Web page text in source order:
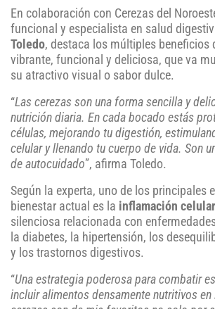
En colaboración con Cerezas del
funcional y especialista en salud
Toledo, destaca los múltiples beneficios
vibrante, funcional y deliciosa, que va
su atractivo visual o sabor dulce.
“Las cerezas son una forma sencilla y
nutrición diaria. En cada bocado estás
células, mejorando tu digestión,
celular y llenando tu cuerpo de vida. Son
de autocuidado”, afirma Toledo.
Según la experta, uno de los principales
bienestar actual es la inflamación celular
silenciosa relacionada con
la diabetes, la hipertensión, los
y los trastornos digestivos.
“Una estrategia poderosa para combatir
incluir alimentos densamente nutritivos